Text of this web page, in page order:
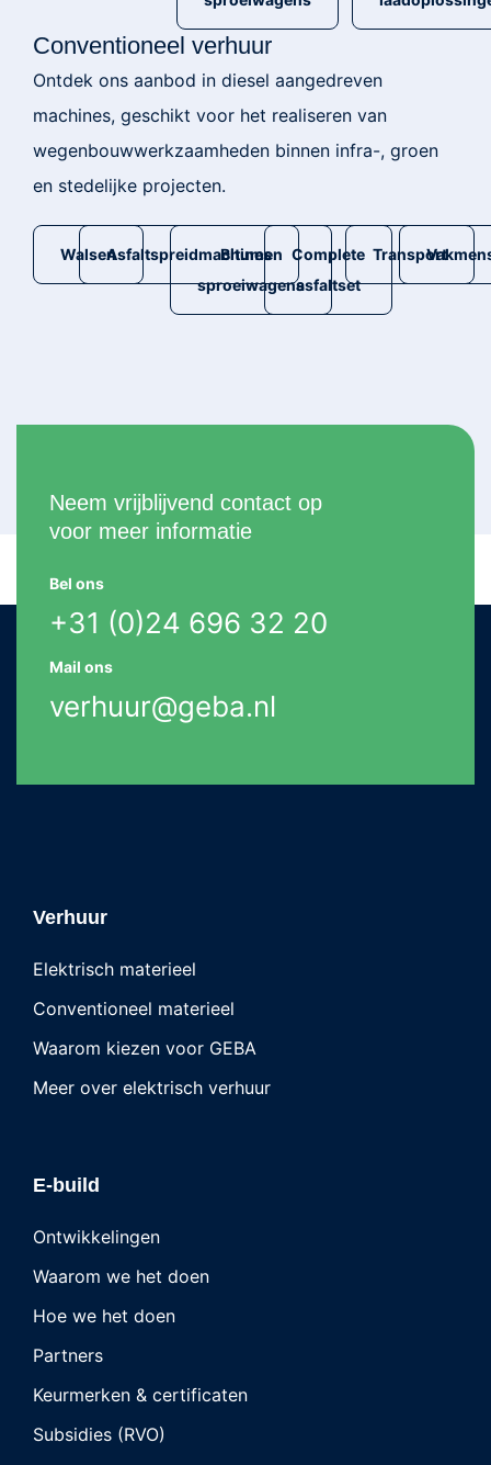
Conventioneel verhuur
Ontdek ons aanbod in diesel aangedreven
machines, geschikt voor het realiseren van
wegenbouwwerkzaamheden binnen infra-, groen
en stedelijke projecten.
WalsenAsfaltspreidmachines
Bitumen
sproeiwagens
Complete
asfaltset
Transport
Neem vrijblijvend contact op
voor meer informatie
Bel ons
+31 (0)24 696 32 20
Mail ons
verhuur@geba.nl
Verhuur
Elektrisch materieel
Conventioneel materieel
Waarom kiezen voor GEBA
Meer over elektrisch verhuur
E-build
Ontwikkelingen
Waarom we het doen
Hoe we het doen
Partners
Keurmerken & certificaten
Subsidies (RVO)